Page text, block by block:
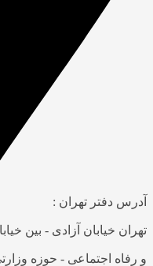
دفتر تهران :
خیابان آزادی - بین
اجتماعی - حوزه وزارتی